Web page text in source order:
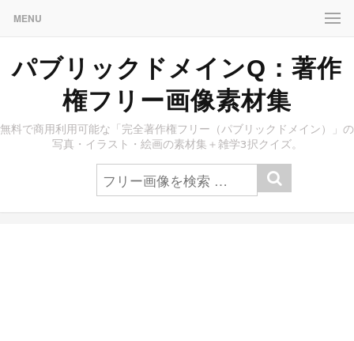
MENU
パブリックドメインQ：著作
権フリー画像素材集
無料で商用利用可能な「完全著作権フリー（パブリックドメイン）」の
写真・イラスト・絵画の素材集＋雑学3択クイズ。